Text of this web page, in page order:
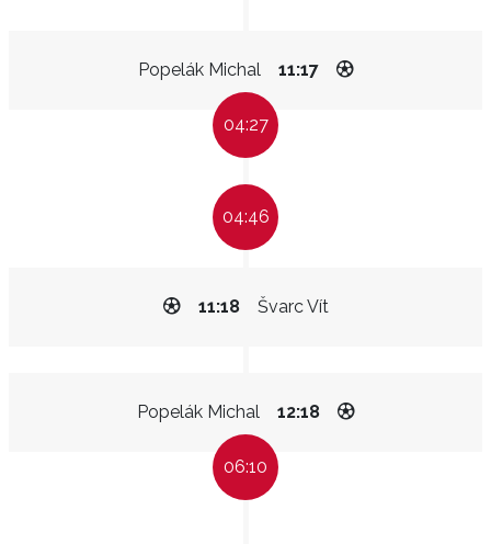
Popelák Michal 11:17
04:27
04:46
Švarc Vít
11:18
Popelák Michal 12:18
06:10